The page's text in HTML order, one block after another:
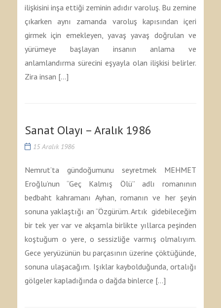
ilişkisini inşa ettiği zeminin adıdır varoluş. Bu zemine
çıkarken aynı zamanda varoluş kapısından içeri
girmek için emekleyen, yavaş yavaş doğrulan ve
yürümeye başlayan insanın anlama ve
anlamlandırma sürecini eşyayla olan ilişkisi belirler.
Zira insan […]
Sanat Olayı – Aralık 1986
15 Aralık 1986
Nemrut’ta gündoğumunu seyretmek MEHMET
Eroğlu’nun “Geç Kalmış Ölü” adlı romanının
bedbaht kahramanı Ayhan, romanın ve her şeyin
sonuna yaklaştığı an “Özgürüm. Artık gidebileceğim
bir tek yer var ve akşamla birlikte yıllarca peşinden
koştuğum o yere, o sessizliğe varmış olmalıyım.
Gece yeryüzünün bu parçasının üzerine çöktüğünde,
sonuna ulaşacağım. Işıklar kaybolduğunda, ortalığı
gölgeler kapladığında o dağda binlerce […]